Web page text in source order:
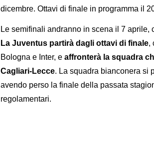
dicembre. Ottavi di finale in programma il
Le semifinali andranno in scena il 7
La Juventus partirà dagli ottavi di finale,
Bologna e Inter, e affronterà la squadra
Cagliari-Lecce. La squadra bianconera si
avendo perso la finale della passata
regolamentari.